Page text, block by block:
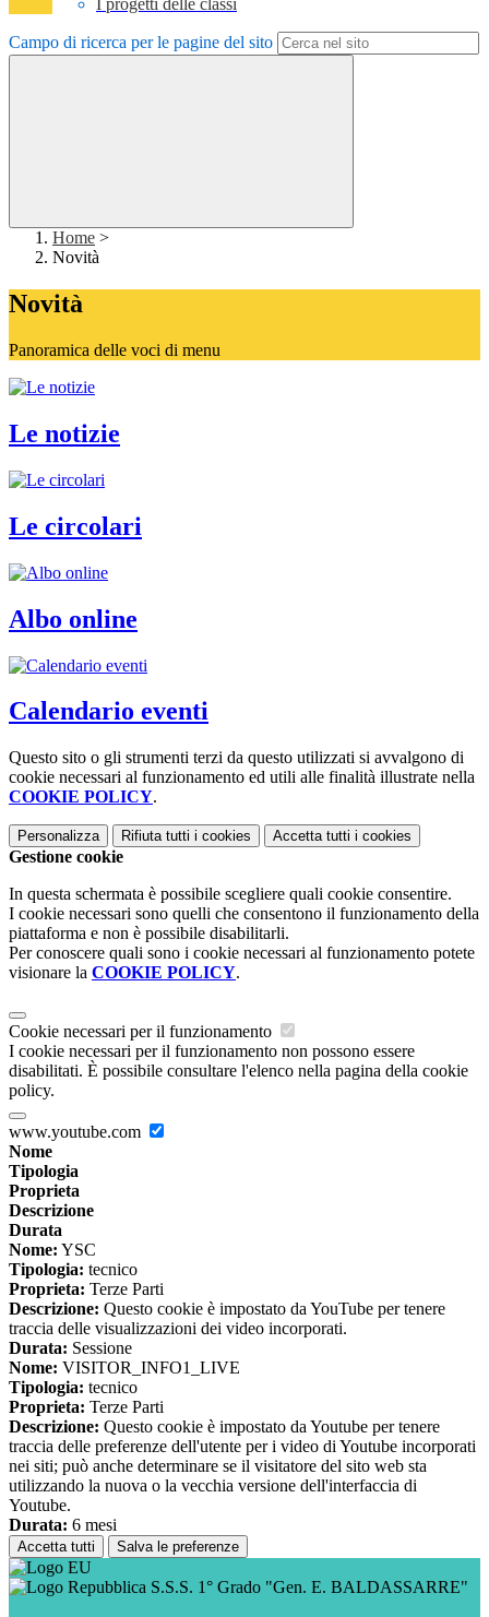
I progetti delle classi
Campo di ricerca per le pagine del sito
Home >
Novità
Novità
Panoramica delle voci di menu
Le notizie
Le circolari
Albo online
Calendario eventi
Questo sito o gli strumenti terzi da questo utilizzati si avvalgono di
cookie necessari al funzionamento ed utili alle finalità illustrate nella
COOKIE POLICY.
Personalizza Rifiuta tutti i cookies Accetta tutti i cookies
Gestione cookie
In questa schermata è possibile scegliere quali cookie consentire.
I cookie necessari sono quelli che consentono il funzionamento della
piattaforma e non è possibile disabilitarli.
Per conoscere quali sono i cookie necessari al funzionamento potete
visionare la COOKIE POLICY.
Cookie necessari per il funzionamento
I cookie necessari per il funzionamento non possono essere
disabilitati. È possibile consultare l'elenco nella pagina della cookie
policy.
www.youtube.com
Nome
Tipologia
Proprieta
Descrizione
Durata
Nome: YSC
Tipologia: tecnico
Proprieta: Terze Parti
Descrizione: Questo cookie è impostato da YouTube per tenere
traccia delle visualizzazioni dei video incorporati.
Durata: Sessione
Nome: VISITOR_INFO1_LIVE
Tipologia: tecnico
Proprieta: Terze Parti
Descrizione: Questo cookie è impostato da Youtube per tenere
traccia delle preferenze dell'utente per i video di Youtube incorporati
nei siti; può anche determinare se il visitatore del sito web sta
utilizzando la nuova o la vecchia versione dell'interfaccia di
Youtube.
Durata: 6 mesi
Accetta tutti Salva le preferenze
S.S.S. 1° Grado "Gen. E. BALDASSARRE"